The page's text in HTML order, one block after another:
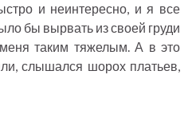
и неинтересно, и я все
бы вырвать из своей груди
таким тяжелым. А в это
слышался шорох платьев,